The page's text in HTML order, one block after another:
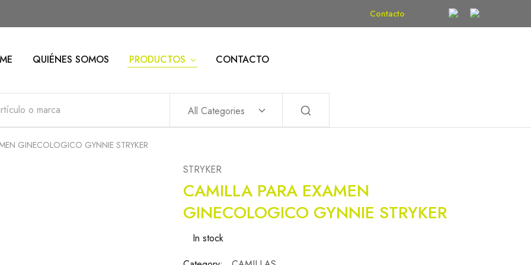
Contacto
QUIÉNES SOMOS PRODUCTOS CONTACTO
All Categories
GINECOLOGICO GYNNIE STRYKER
STRYKER
CAMILLA PARA EXAMEN
GINECOLOGICO GYNNIE STRYKER
In stock